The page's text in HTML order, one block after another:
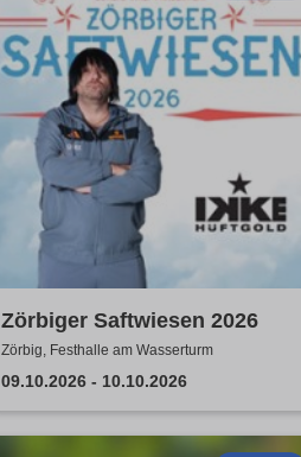
Zörbiger Saftwiesen 2026
Zörbig, Festhalle am Wasserturm
09.10.2026 - 10.10.2026